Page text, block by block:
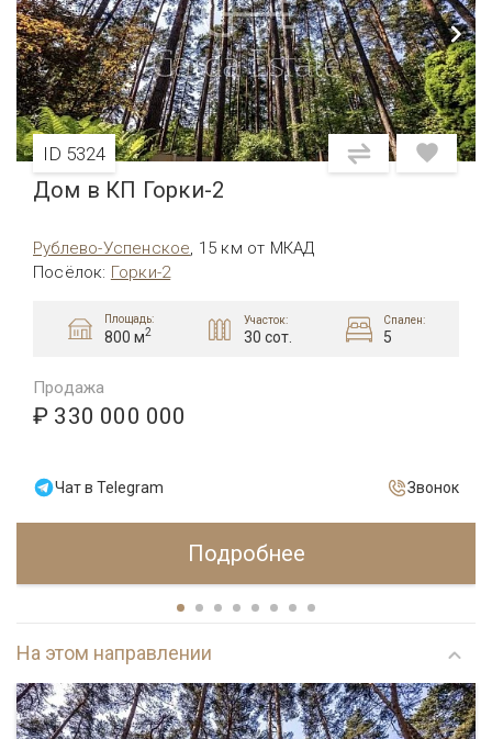
ID 5324
Дом в КП Горки-2
Рублево-Успенское, 15 км от МКАД
Посёлок: Горки-2
Площадь:
800 м2
Участок:
30 сот.
Спален:
5
Продажа
₽ 330 000 000
Чат в Telegram Звонок
Подробнее
На этом направлении